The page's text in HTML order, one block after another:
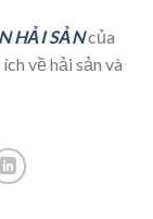
HẢI SẢNcủa
về hải sản và